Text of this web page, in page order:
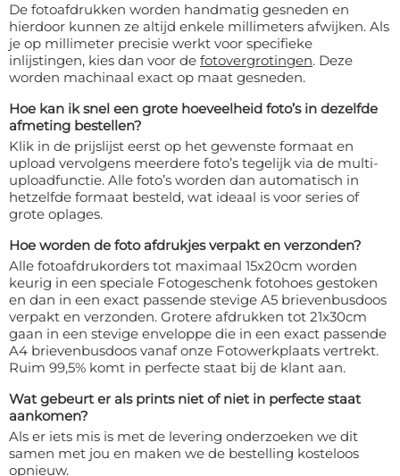
De fotoafdrukken worden handmatig gesneden en
hierdoor kunnen ze altijd enkele millimeters afwijken. Als
je op millimeter precisie werkt voor specifieke
inlijstingen, kies dan voor de fotovergrotingen. Deze
worden machinaal exact op maat gesneden.
Hoe kan ik snel een grote hoeveelheid foto’s in dezelfde
afmeting bestellen?
Klik in de prijslijst eerst op het gewenste formaat en
upload vervolgens meerdere foto’s tegelijk via de multi-
uploadfunctie. Alle foto’s worden dan automatisch in
hetzelfde formaat besteld, wat ideaal is voor series of
grote oplages.
Hoe worden de foto afdrukjes verpakt en verzonden?
Alle fotoafdrukorders tot maximaal 15x20cm worden
keurig in een speciale Fotogeschenk fotohoes gestoken
en dan in een exact passende stevige A5 brievenbusdoos
verpakt en verzonden. Grotere afdrukken tot 21x30cm
gaan in een stevige enveloppe die in een exact passende
A4 brievenbusdoos vanaf onze Fotowerkplaats vertrekt.
Ruim 99,5% komt in perfecte staat bij de klant aan.
Wat gebeurt er als prints niet of niet in perfecte staat
aankomen?
Als er iets mis is met de levering onderzoeken we dit
samen met jou en maken we de bestelling kosteloos
opnieuw.